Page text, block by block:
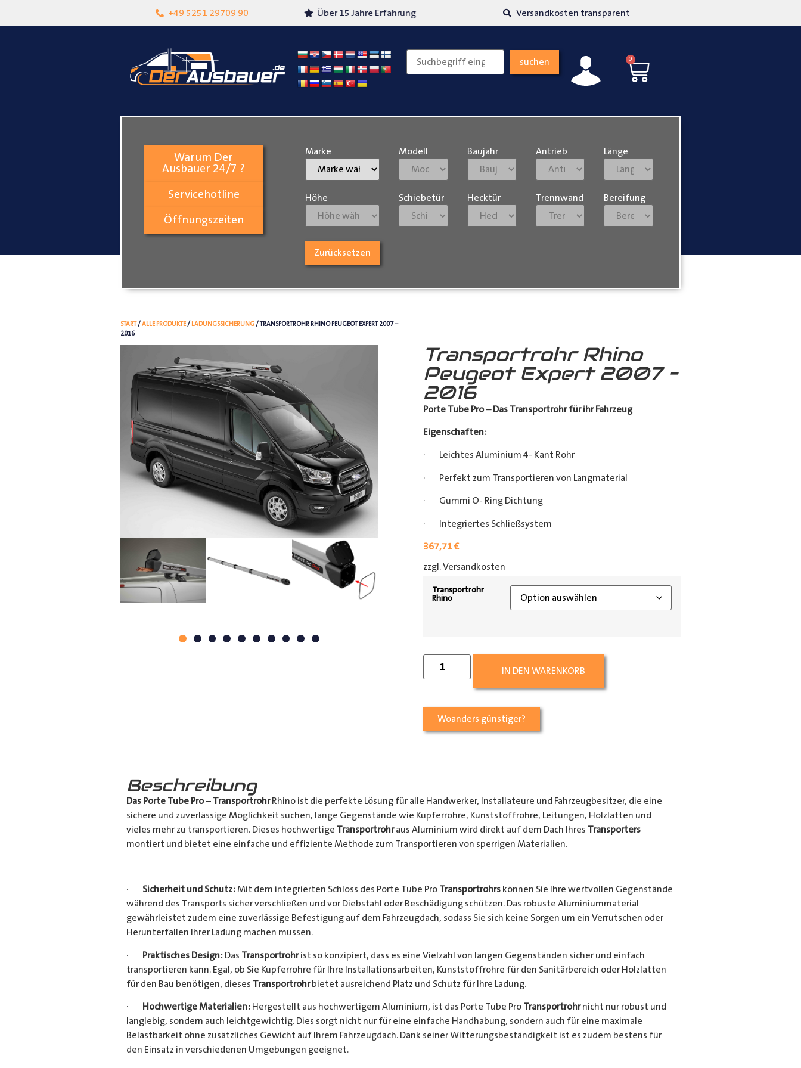
+49 5251 29709 90
Lokalgeschäft in Paderborn Über 15 Jahre Erfahrung Versandkosten transparent
suchen 0
Warum Der
Ausbauer 24/7 ?
Servicehotline
Öffnungszeiten
Marke Modell Baujahr Antrieb Länge
Höhe Schiebetür Hecktür Trennwand Bereifung
Zurücksetzen
START/ALLE PRODUKTE/ LADUNGSSICHERUNG/ TRANSPORTROHR RHINO PEUGEOT EXPERT 2007 –
2016
Transportrohr Rhino
Peugeot Expert 2007 –
2016
Porte Tube Pro – Das Transportrohr für ihr Fahrzeug
Eigenschaften:
· Leichtes Aluminium 4- Kant Rohr
· Perfekt zum Transportieren von Langmaterial
· Gummi O- Ring Dichtung
· Integriertes Schließsystem
367,71€
zzgl. Versandkosten
Transportrohr
Rhino
IN DEN WARENKORB
Woanders günstiger?
Beschreibung
Das Porte Tube Pro– TransportrohrRhino ist die perfekte Lösung für alle Handwerker, Installateure und Fahrzeugbesitzer, die eine
sichere und zuverlässige Möglichkeit suchen, lange Gegenstände wie Kupferrohre, Kunststoffrohre, Leitungen, Holzlatten und
vieles mehr zu transportieren. Dieses hochwertige Transportrohraus Aluminium wird direkt auf dem Dach Ihres Transporters
montiert und bietet eine einfache und effiziente Methode zum Transportieren von sperrigen Materialien.
· Sicherheit und Schutz: Mit dem integrierten Schloss des Porte Tube Pro Transportrohrskönnen Sie Ihre wertvollen Gegenstände
während des Transports sicher verschließen und vor Diebstahl oder Beschädigung schützen. Das robuste Aluminiummaterial
gewährleistet zudem eine zuverlässige Befestigung auf dem Fahrzeugdach, sodass Sie sich keine Sorgen um ein Verrutschen oder
Herunterfallen Ihrer Ladung machen müssen.
· Praktisches Design: Das Transportrohrist so konzipiert, dass es eine Vielzahl von langen Gegenständen sicher und einfach
transportieren kann. Egal, ob Sie Kupferrohre für Ihre Installationsarbeiten, Kunststoffrohre für den Sanitärbereich oder Holzlatten
für den Bau benötigen, dieses Transportrohrbietet ausreichend Platz und Schutz für Ihre Ladung.
· Hochwertige Materialien: Hergestellt aus hochwertigem Aluminium, ist das Porte Tube Pro Transportrohrnicht nur robust und
langlebig, sondern auch leichtgewichtig. Dies sorgt nicht nur für eine einfache Handhabung, sondern auch für eine maximale
Belastbarkeit ohne zusätzliches Gewicht auf Ihrem Fahrzeugdach. Dank seiner Witterungsbeständigkeit ist es zudem bestens für
den Einsatz in verschiedenen Umgebungen geeignet.